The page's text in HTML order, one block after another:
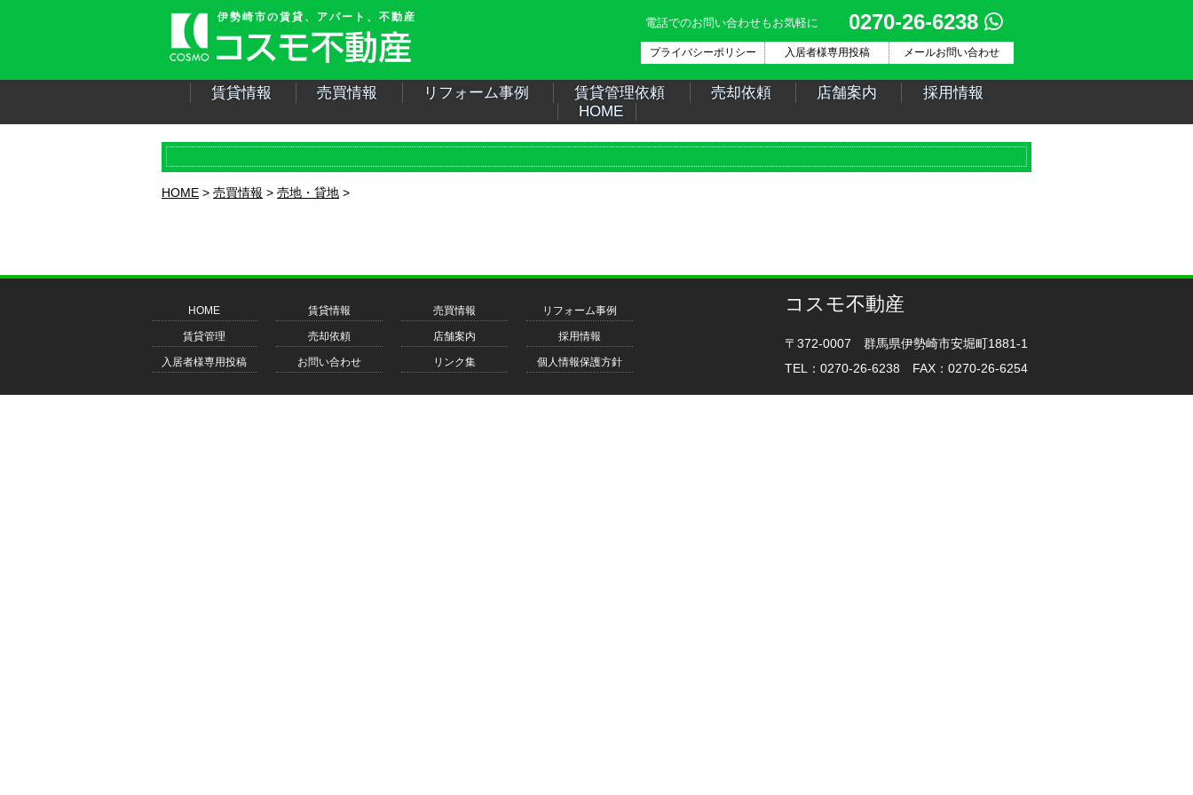
電話でのお問い合わせもお気軽に 0270-26-6238
メールお問い合わせ
入居者様専用投稿
プライバシーポリシー
伊勢崎市の賃貸、アパート、不動産
賃貸情報 売買情報 リフォーム事例 賃貸管理依頼 売却依頼 店舗案内
採用情報
HOME
HOME 売買情報 売地・貸地
HOME 賃貸情報 売買情報 リフォーム事例
賃貸管理 売却依頼 店舗案内 採用情報
入居者様専用投稿 お問い合わせ リンク集 個人情報保護方針
コスモ不動産
〒372-0007 群馬県伊勢崎市安堀町1881-1
TEL：0270-26-6238 FAX：0270-26-6254